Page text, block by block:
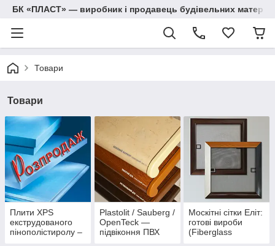
БК «ПЛАСТ» — виробник і продавець будівельних
Товари
Товари
Плити XPS
екструдованого
пінополістиролу –
Plastolit / Sauberg /
OpenTeck —
підвіконня ПВХ
Москітні сітки Еліт:
готові вироби
(Fiberglass